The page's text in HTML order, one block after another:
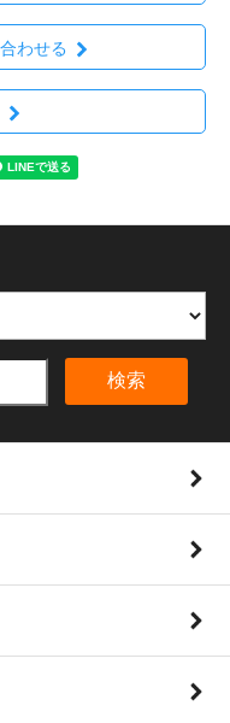
わせる
検索